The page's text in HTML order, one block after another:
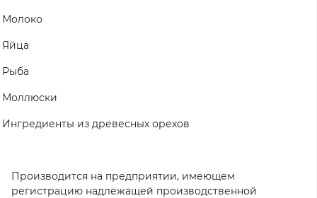
Молоко
Яйца
Рыба
Моллюски
Ингредиенты из древесных орехов
Производится на предприятии, имеющем
регистрацию надлежащей производственной